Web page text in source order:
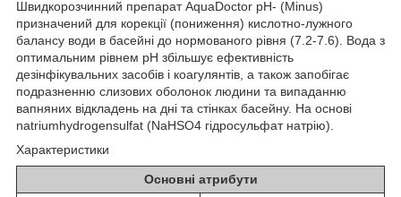
Швидкорозчинний препарат AquaDoctor pH- (Minus)
призначений для корекції (пониження) кислотно-лужного
балансу води в басейні до нормованого рівня (7.2-7.6). Вода з
оптимальним рівнем pH збільшує ефективність
дезінфікувальних засобів і коагулянтів, а також запобігає
подразненню слизових оболонок людини та випаданню
вапняних відкладень на дні та стінках басейну. На основі
natriumhydrogensulfat (NaHSO4 гідросульфат натрію).
Характеристики
Основні атрибути